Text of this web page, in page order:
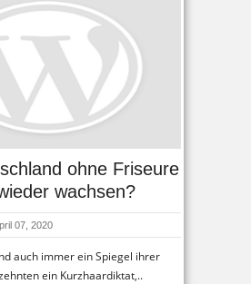
ohne Friseure
wachsen?
07, 2020
auch immer ein Spiegel ihrer
ein Kurzhaardiktat,..